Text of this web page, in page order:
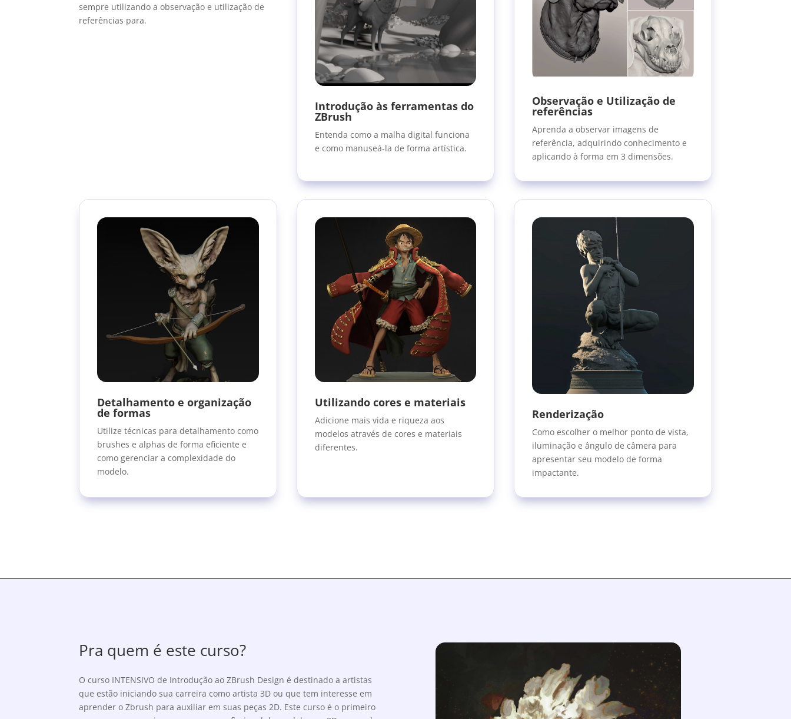
sempre utilizando a observação e utilização de
referências para.
Introdução às ferramentas do
ZBrush
Entenda como a malha digital funciona
e como manuseá-la de forma artística.
Observação e Utilização de
referências
Aprenda a observar imagens de
referência, adquirindo conhecimento e
aplicando à forma em 3 dimensões.
Detalhamento e organização
de formas
Utilize técnicas para detalhamento como
brushes e alphas de forma eficiente e
como gerenciar a complexidade do
modelo.
Utilizando cores e materiais
Adicione mais vida e riqueza aos
modelos através de cores e materiais
diferentes.
Renderização
Como escolher o melhor ponto de vista,
iluminação e ângulo de câmera para
apresentar seu modelo de forma
impactante.
Pra quem é este curso?
O curso INTENSIVO de Introdução ao ZBrush Design é destinado a artistas
que estão iniciando sua carreira como artista 3D ou que tem interesse em
aprender o Zbrush para auxiliar em suas peças 2D. Este curso é o primeiro